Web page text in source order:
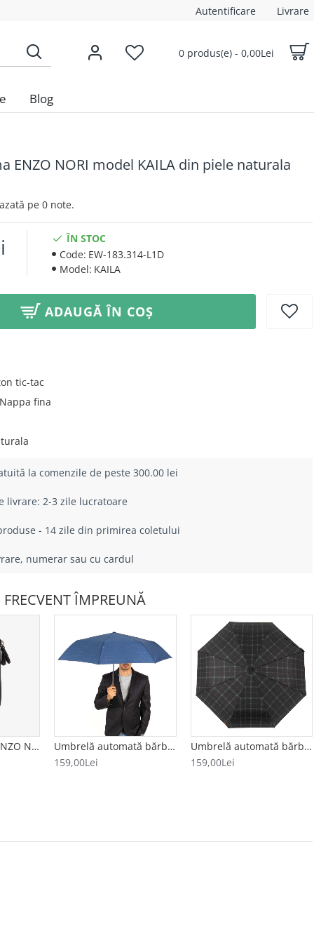
Autentificare Livrare
0 produs(e) - 0,00Lei
Blog
ENZO NORI model KAILA din piele naturala
pe 0 note.
ÎN STOC
Code: EW-183.314-L1D
Model: KAILA
ADAUGĂ ÎN COȘ
tic-tac
Nappa fina
la comenzile de peste 300.00 lei
livrare: 2-3 zile lucratoare
- 14 zile din primirea coletului
numerar sau cu cardul
ÎMPREUNĂ
Breloc din piele ENZO NORI model AVA negru
Umbrelă automată bărbați CLIMA BISETTI model ESTRELLAS albastru
159,00Lei
Umbrelă automată bărbați model CUADRADO negru-verde
159,00Lei